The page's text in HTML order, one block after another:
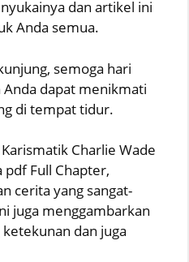
dan artikel ini
Anda semua.
semoga hari
Anda dapat menikmati
di tempat tidur.
Charlie Wade
pdf Full Chapter,
cerita yang sangat-
juga menggambarkan
dan juga